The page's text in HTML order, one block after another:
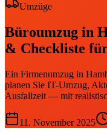
Umzüge
Büroumzug in
& Checkliste
Ein Firmenumzug in
planen Sie IT-Umzug,
Ausfallzeit — mit
11. November 2025